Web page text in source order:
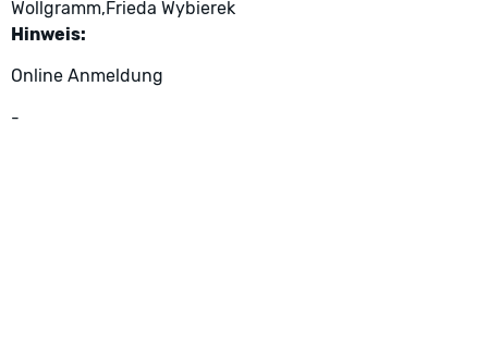
Wollgramm,Frieda Wybierek
Hinweis:
Online Anmeldung
-